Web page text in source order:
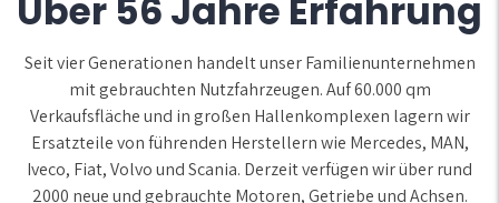
Über 56 Jahre Erfahrung
Seit vier Generationen handelt unser Familienunternehmen
mit gebrauchten Nutzfahrzeugen. Auf 60.000 qm
Verkaufsfläche und in großen Hallenkomplexen lagern wir
Ersatzteile von führenden Herstellern wie Mercedes, MAN,
Iveco, Fiat, Volvo und Scania. Derzeit verfügen wir über rund
2000 neue und gebrauchte Motoren, Getriebe und Achsen.